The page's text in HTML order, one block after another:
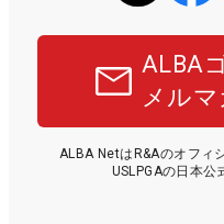
ALBA
メル
ALBA NetはR&Aのオフィ
USLPGAの日本公